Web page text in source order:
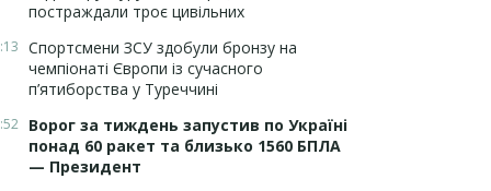
постраждали троє цивільних
Спортсмени ЗСУ здобули бронзу на
чемпіонаті Європи із сучасного
п’ятиборства у Туреччині
Ворог за тиждень запустив по Україні
понад 60 ракет та близько 1560 БПЛА
— Президент